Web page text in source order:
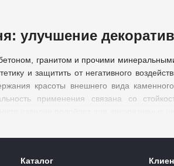
улучшение
гранитом и прочими
и защитить от негативного
красоты внешнего вида
применения связана со
Украине можно для самых
Каталог